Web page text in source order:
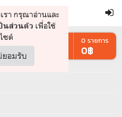
รา กรุณาอ่านและ
นส่วนตัว เพื่อใช้
ซต์
ยอมรับ
0 รายการ
0฿